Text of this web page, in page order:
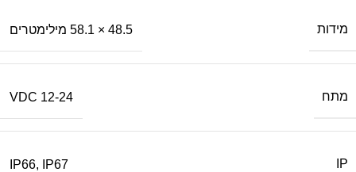
מידות 48.5 × 58.1 מילימטרים
מתח 12-24 VDC
IP
IP66, IP67